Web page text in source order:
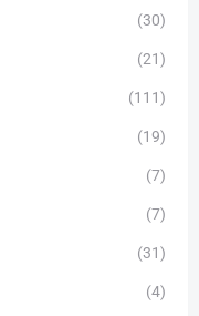
(30)
(21)
(111)
(19)
(7)
(7)
(31)
(4)